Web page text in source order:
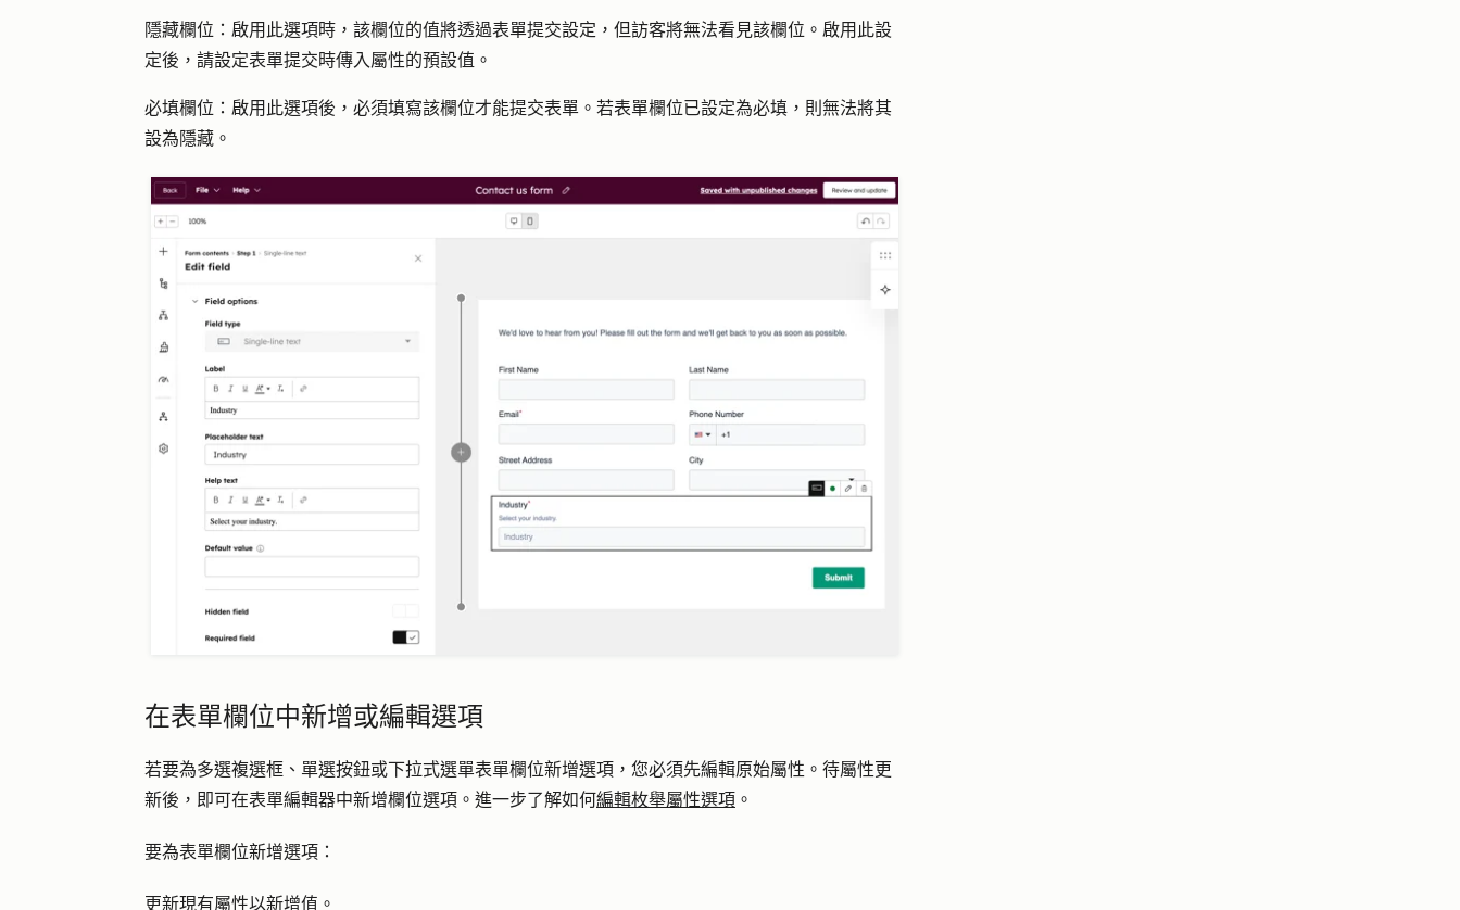
隱藏欄位：啟用此選項時，該欄位的值將透過表單提交設定，但訪客將無法看見該欄位。啟用此設
定後，請設定表單提交時傳入屬性的預設值。
必填欄位：啟用此選項後，必須填寫該欄位才能提交表單。若表單欄位已設定為必填，則無法將其
設為隱藏。
在表單欄位中新增或編輯選項
若要為多選複選框、單選按鈕或下拉式選單表單欄位新增選項，您必須先編輯原始屬性。待屬性更
新後，即可在表單編輯器中新增欄位選項。進一步了解如何編輯枚舉屬性選項 。
要為表單欄位新增選項：
更新現有屬性以新增值。